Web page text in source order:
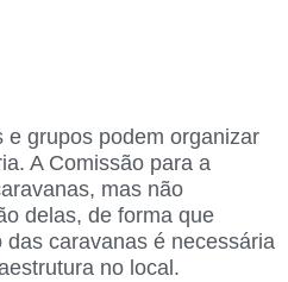
grupos podem organizar
A Comissão para a
mas não
delas, de forma que
caravanas é necessária
no local.